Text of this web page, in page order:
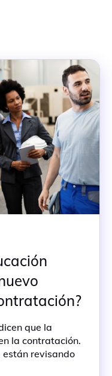
que la
la contratación.
están revisando